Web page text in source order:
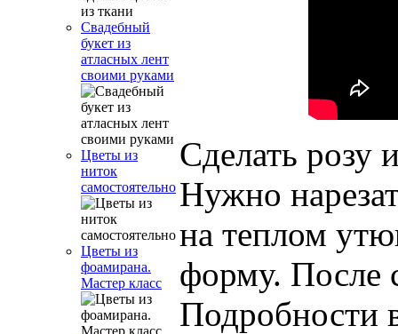
Свадебный
букет из
атласных лент
своими руками
Цветы из
ниток
самостоятельно
Цветы из
фоамирана.
Мастер класс
Сделать розу
Нужно
на теплом
форму. После
Подробности